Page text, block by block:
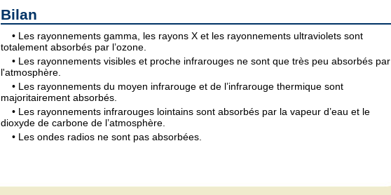
Bilan
• Les rayonnements gamma, les rayons X et les rayonnements ultraviolets sont
totalement absorbés par l’ozone.
• Les rayonnements visibles et proche infrarouges ne sont que très peu absorbés par
l'atmosphère.
• Les rayonnements du moyen infrarouge et de l’infrarouge thermique sont
majoritairement absorbés.
• Les rayonnements infrarouges lointains sont absorbés par la vapeur d’eau et le
dioxyde de carbone de l’atmosphère.
• Les ondes radios ne sont pas absorbées.